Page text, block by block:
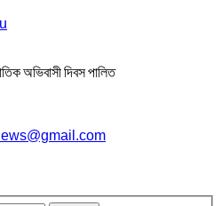
অভিবাসী দিবস পালিত